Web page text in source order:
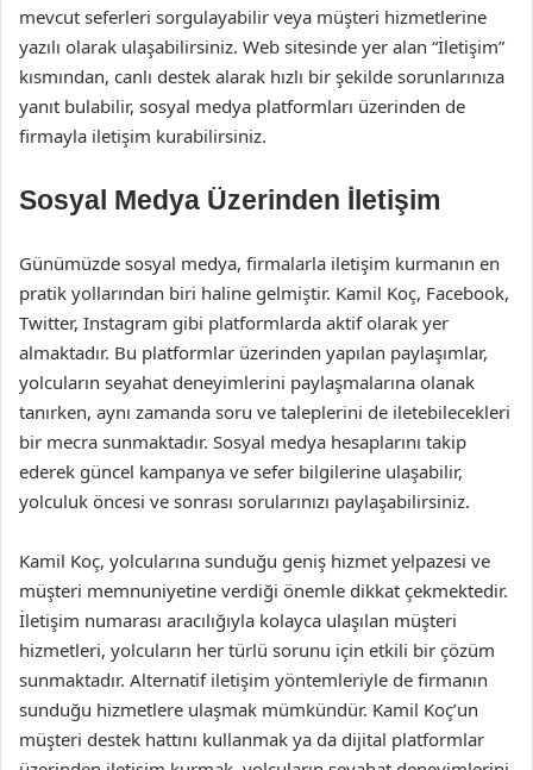
mevcut seferleri sorgulayabilir veya müşteri hizmetlerine
yazılı olarak ulaşabilirsiniz. Web sitesinde yer alan “İletişim”
kısmından, canlı destek alarak hızlı bir şekilde sorunlarınıza
yanıt bulabilir, sosyal medya platformları üzerinden de
firmayla iletişim kurabilirsiniz.
Sosyal Medya Üzerinden İletişim
Günümüzde sosyal medya, firmalarla iletişim kurmanın en
pratik yollarından biri haline gelmiştir. Kamil Koç, Facebook,
Twitter, Instagram gibi platformlarda aktif olarak yer
almaktadır. Bu platformlar üzerinden yapılan paylaşımlar,
yolcuların seyahat deneyimlerini paylaşmalarına olanak
tanırken, aynı zamanda soru ve taleplerini de iletebilecekleri
bir mecra sunmaktadır. Sosyal medya hesaplarını takip
ederek güncel kampanya ve sefer bilgilerine ulaşabilir,
yolculuk öncesi ve sonrası sorularınızı paylaşabilirsiniz.
Kamil Koç, yolcularına sunduğu geniş hizmet yelpazesi ve
müşteri memnuniyetine verdiği önemle dikkat çekmektedir.
İletişim numarası aracılığıyla kolayca ulaşılan müşteri
hizmetleri, yolcuların her türlü sorunu için etkili bir çözüm
sunmaktadır. Alternatif iletişim yöntemleriyle de firmanın
sunduğu hizmetlere ulaşmak mümkündür. Kamil Koç’un
müşteri destek hattını kullanmak ya da dijital platformlar